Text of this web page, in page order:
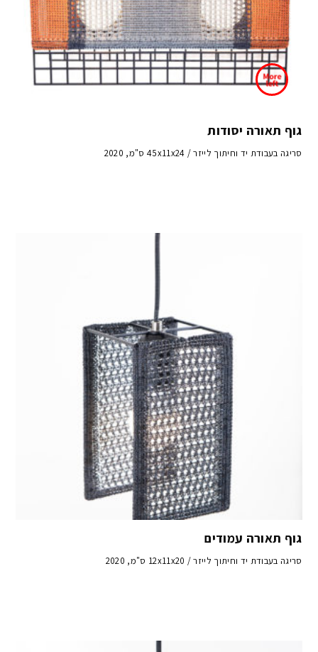
גוף תאורה יסודות
סריגה בעבודת יד וחיתוך לייזר / 45x11x24 ס"מ, 2020
גוף תאורה עמודים
סריגה בעבודת יד וחיתוך לייזר / 12x11x20 ס"מ, 2020